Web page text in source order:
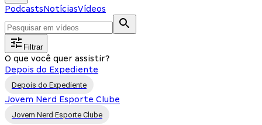
PodcastsNotíciasVídeos
Filtrar
O que você quer assistir?
Depois do Expediente
Depois do Expediente
Jovem Nerd Esporte Clube
Jovem Nerd Esporte Clube